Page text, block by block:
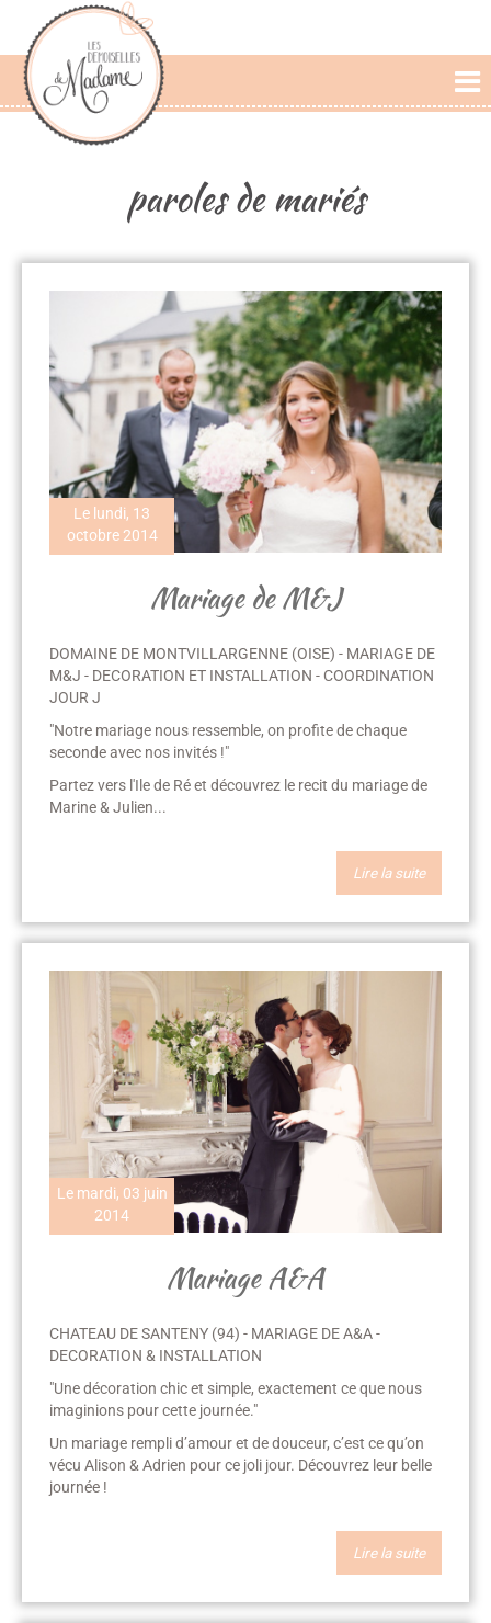
CÉRÉMONIE LAIQUE
PHOTOS DE MARIAGE
PAROLES DE MARIÉS
BLOG
paroles de mariés
Mariage de M&J
Le lundi, 13
octobre 2014
DOMAINE DE MONTVILLARGENNE (OISE) - MARIAGE DE
M&J - DECORATION ET INSTALLATION - COORDINATION
JOUR J
"Notre mariage nous ressemble, on profite de chaque
seconde avec nos invités !"
Partez vers l'Ile de Ré et découvrez le recit du mariage de
Marine & Julien...
Lire la suite
Mariage A&A
Le mardi, 03 juin
2014
CHATEAU DE SANTENY (94) - MARIAGE DE A&A -
DECORATION & INSTALLATION
"Une décoration chic et simple, exactement ce que nous
imaginions pour cette journée."
Un mariage rempli d’amour et de douceur, c’est ce qu’on
vécu Alison & Adrien pour ce joli jour. Découvrez leur belle
journée !
Lire la suite